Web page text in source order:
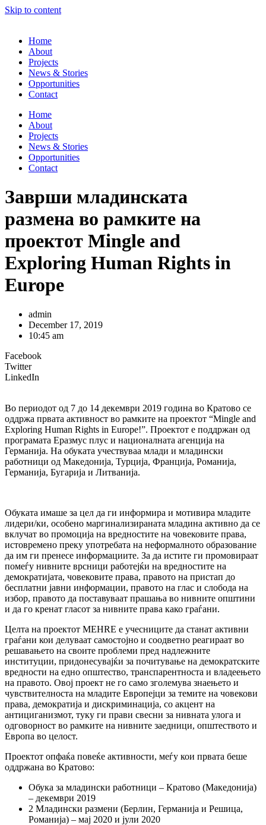
Skip to content
Home
About
Projects
News & Stories
Opportunities
Contact
Home
About
Projects
News & Stories
Opportunities
Contact
Заврши младинската
размена во рамките на
проектот Mingle and
Exploring Human Rights in
Europe
admin
December 17, 2019
10:45 am
Facebook
Twitter
LinkedIn
Во периодот од 7 до 14 декември 2019 година во Кратово се
оддржа првата активност во рамките на проектот “Mingle and
Exploring Human Rights in Europe!”. Проектот е поддржан од
програмата Еразмус плус и националната агенција на
Германија. На обуката учествуваа млади и младински
работници од Македонија, Турција, Франција, Романија,
Германија, Бугарија и Литванија.
Обуката имаше за цел да ги информира и мотивира младите
лидери/ки, особено маргинализираната младина активно да се
вклучат во промоција на вредностите на човековите права,
истовремено преку употребата на неформалното образование
да им ги пренесе информациите. За да истите ги промовираат
помеѓу нивните врсници работејќи на вредностите на
демократијата, човековите права, правото на пристап до
бесплатни јавни информации, правото на глас и слобода на
избор, правото да поставуваат прашања во нивните општини
и да го кренат гласот за нивните права како граѓани.
Целта на проектот MEHRE е учесниците да станат активни
граѓани кои делуваат самостојно и соодветно реагираат во
решавањето на своите проблеми пред надлежните
институции, придонесувајќи за почитување на демократските
вредности на едно општество, транспарентноста и владеењето
на правото. Овој проект не го само зголемува знаењето и
чувствителноста на младите Европејци за темите на човекови
права, демократија и дискриминација, со акцент на
антициганизмот, туку ги прави свесни за нивната улога и
одговорност во рамките на нивните заедници, општеството и
Европа во целост.
Проектот опфаќа повеќе активности, меѓу кои првата беше
оддржана во Кратово:
Обука за младински работници – Кратово (Македонија)
– декември 2019
2 Младински размени (Берлин, Германија и Решица,
Романија) – мај 2020 и јули 2020